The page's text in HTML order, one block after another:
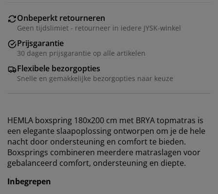
Onbeperkt retourneren
Geen tijdslimiet - retourneer in iedere JYSK-winkel
Prijsgarantie
30 dagen prijsgarantie op alle artikelen
Flexibele bezorgopties
Snelle en gemakkelijke bezorgopties naar keuze
HEMLA boxspring 180x200 cm met BRYA topmatras is
een elegante slaapoplossing ontworpen om je de hele
nacht door ondersteuning en comfort te bieden.
Boxsprings combineren meerdere matraslagen voor
gebalanceerd comfort, ondersteuning en diepte.
Inbegrepen